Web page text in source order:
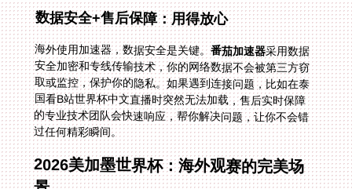
数据安全+售后保障：用得放心
海外使用加速器，数据安全是关键。番茄加速器采用数据
安全加密和专线传输技术，你的网络数据不会被第三方窃
取或监控，保护你的隐私。如果遇到连接问题，比如在泰
国看B站世界杯中文直播时突然无法加载，售后实时保障
的专业技术团队会快速响应，帮你解决问题，让你不会错
过任何精彩瞬间。
2026美加墨世界杯：海外观赛的完美场